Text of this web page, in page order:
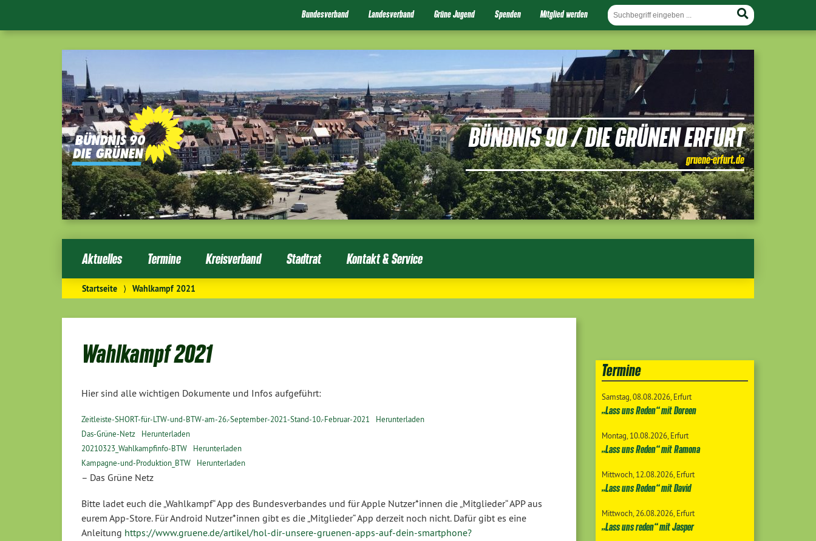
Bundesverband Landesverband Grüne Jugend Spenden Mitglied werden
BÜNDNIS 90 / DIE GRÜNEN ERFURT
gruene-erfurt.de
Aktuelles Termine Kreisverband Stadtrat Kontakt & Service
Startseite ⟩ Wahlkampf 2021
Wahlkampf 2021
Hier sind alle wichtigen Dokumente und Infos aufgeführt:
Zeitleiste-SHORT-für-LTW-und-BTW-am-26.-September-2021-Stand-10.-Februar-2021
Herunterladen
Das-Grüne-Netz
Herunterladen
20210323_Wahlkampfinfo-BTW
Herunterladen
Kampagne-und-Produktion_BTW
Herunterladen
– Das Grüne Netz
Bitte ladet euch die „Wahlkampf“ App des Bundesverbandes und für Apple Nutzer*innen die „Mitglieder“ APP aus
eurem App-Store. Für Android Nutzer*innen gibt es die „Mitglieder“ App derzeit noch nicht. Dafür gibt es eine
Anleitung https://www.gruene.de/artikel/hol-dir-unsere-gruenen-apps-auf-dein-smartphone?
Termine
Samstag 08.08.2026 Erfurt
„Lass uns Reden“ mit Doreen
Montag 10.08.2026 Erfurt
„Lass uns Reden“ mit Ramona
Mittwoch 12.08.2026 Erfurt
„Lass uns Reden“ mit David
Mittwoch 26.08.2026 Erfurt
„Lass uns reden“ mit Jasper